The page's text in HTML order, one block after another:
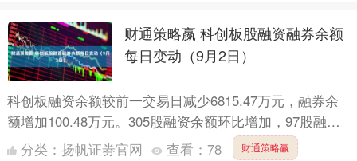
财通策略嬴 科创板股融资融券余额
每日变动（9月2日）
科创板融资余额较前一交易日减少6815.47万元，融券余
额增加100.48万元。305股融资余额环比增加，97股融券
余额环比增加。 证券时报数据宝统计显示，截至....
分类： 扬帆证劵官网 查看： 78 财通策略赢